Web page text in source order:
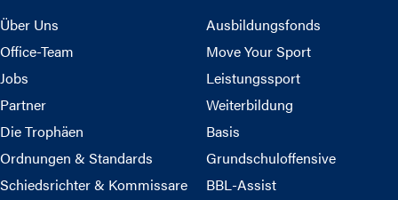
Über Uns
Office-Team
Jobs
Partner
Die Trophäen
Ordnungen & Standards
Schiedsrichter & Kommissare
Ausbildungsfonds
Move Your Sport
Leistungssport
Weiterbildung
Basis
Grundschuloffensive
BBL-Assist